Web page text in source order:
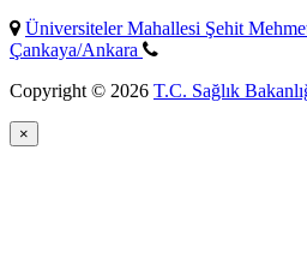
Üniversiteler Mahallesi Şehit
Çankaya/Ankara
Copyright © 2026 T.C. Sağlık
×